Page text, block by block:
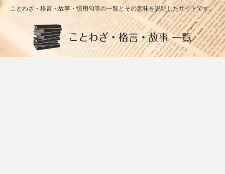
ことわざ・格言・故事・慣用句等の一覧とその意味を説明したサイトです。